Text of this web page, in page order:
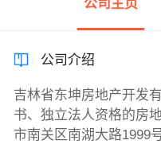
公司主页
公司介绍
吉林省东坤房地产开发
书、独立法人资格的房
市南关区南湖大路1999